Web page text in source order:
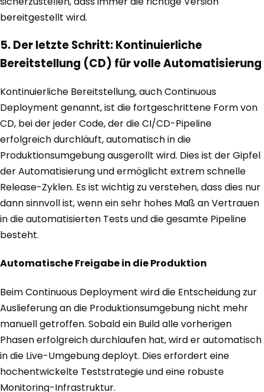
bereitgestellt wird.
5. Der letzte Schritt: Kontinuierliche
Bereitstellung (CD) für volle Automatisierung
Kontinuierliche Bereitstellung, auch Continuous
Deployment genannt, ist die fortgeschrittene Form von
CD, bei der jeder Code, der die CI/CD-Pipeline
erfolgreich durchläuft, automatisch in die
Produktionsumgebung ausgerollt wird. Dies ist der Gipfel
der Automatisierung und ermöglicht extrem schnelle
Release-Zyklen. Es ist wichtig zu verstehen, dass dies nur
dann sinnvoll ist, wenn ein sehr hohes Maß an Vertrauen
in die automatisierten Tests und die gesamte Pipeline
besteht.
Automatische Freigabe in die Produktion
Beim Continuous Deployment wird die Entscheidung zur
Auslieferung an die Produktionsumgebung nicht mehr
manuell getroffen. Sobald ein Build alle vorherigen
Phasen erfolgreich durchlaufen hat, wird er automatisch
in die Live-Umgebung deployt. Dies erfordert eine
hochentwickelte Teststrategie und eine robuste
Monitoring-Infrastruktur.